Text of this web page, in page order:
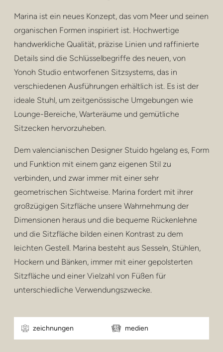
hocker und hocker
barhocker
niedrige tische
regale
gesundheitspflege
Marina ist ein neues Konzept, das vom Meer und seinen
organischen Formen inspiriert ist. Hochwertige
handwerkliche Qualität, präzise Linien und raffinierte
Details sind die Schlüsselbegriffe des neuen, von
Yonoh Studio entworfenen Sitzsystems, das in
verschiedenen Ausführungen erhältlich ist. Es ist der
ideale Stuhl, um zeitgenössische Umgebungen wie
Lounge-Bereiche, Warteräume und gemütliche
Sitzecken hervorzuheben.
Dem valencianischen Designer Stuido hgelang es, Form
und Funktion mit einem ganz eigenen Stil zu
verbinden, und zwar immer mit einer sehr
geometrischen Sichtweise. Marina fordert mit ihrer
großzügigen Sitzfläche unsere Wahrnehmung der
Dimensionen heraus und die bequeme Rückenlehne
und die Sitzfläche bilden einen Kontrast zu dem
leichten Gestell. Marina besteht aus Sesseln, Stühlen,
Hockern und Bänken, immer mit einer gepolsterten
Sitzfläche und einer Vielzahl von Füßen für
unterschiedliche Verwendungszwecke.
zeichnungen medien